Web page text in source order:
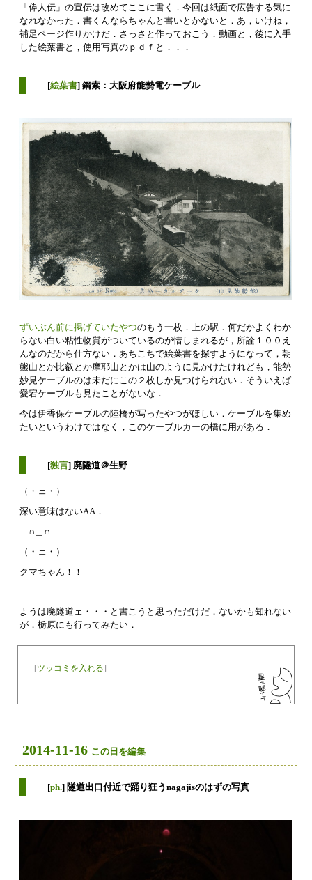
「偉人伝」の宣伝は改めてここに書く．今回は紙面で広告する気に
なれなかった．書くんならちゃんと書いとかないと．あ，いけね，
補足ページ作りかけだ．さっさと作っておこう．動画と，後に入手
した絵葉書と，使用写真のｐｄｆと．．．
[絵葉書] 鋼索：大阪府能勢電ケーブル
ずいぶん前に掲げていたやつのもう一枚．上の駅．何だかよくわか
らない白い粘性物質がついているのが惜しまれるが，所詮１００え
んなのだから仕方ない．あちこちで絵葉書を探すようになって，朝
熊山とか比叡とか摩耶山とかは山のように見かけたけれども，能勢
妙見ケーブルのは未だにこの２枚しか見つけられない．そういえば
愛宕ケーブルも見たことがないな．
今は伊香保ケーブルの陸橋が写ったやつがほしい．ケーブルを集め
たいというわけではなく，このケーブルカーの橋に用がある．
[独言] 廃隧道＠生野
（・ェ・）
深い意味はないAA．
∩＿∩
（・ェ・）
クマちゃん！！
ようは廃隧道ェ・・・と書こうと思っただけだ．ないかも知れない
が．栃原にも行ってみたい．
ツッコミを入れる
2014-11-16 この日を編集
[ph.] 隧道出口付近で踊り狂うnagajisのはずの写真